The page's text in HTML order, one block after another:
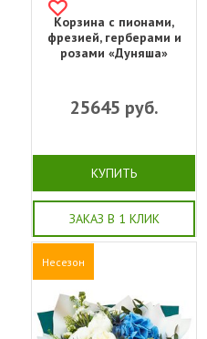
Корзина с пионами,
фрезией, герберами и
розами «Дуняша»
25645 руб.
КУПИТЬ
ЗАКАЗ В 1 КЛИК
Несезон